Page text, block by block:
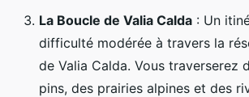
La Boucle de Valia Calda : Un
difficulté modérée à travers la
de Valia Calda. Vous traverserez
pins, des prairies alpines et des